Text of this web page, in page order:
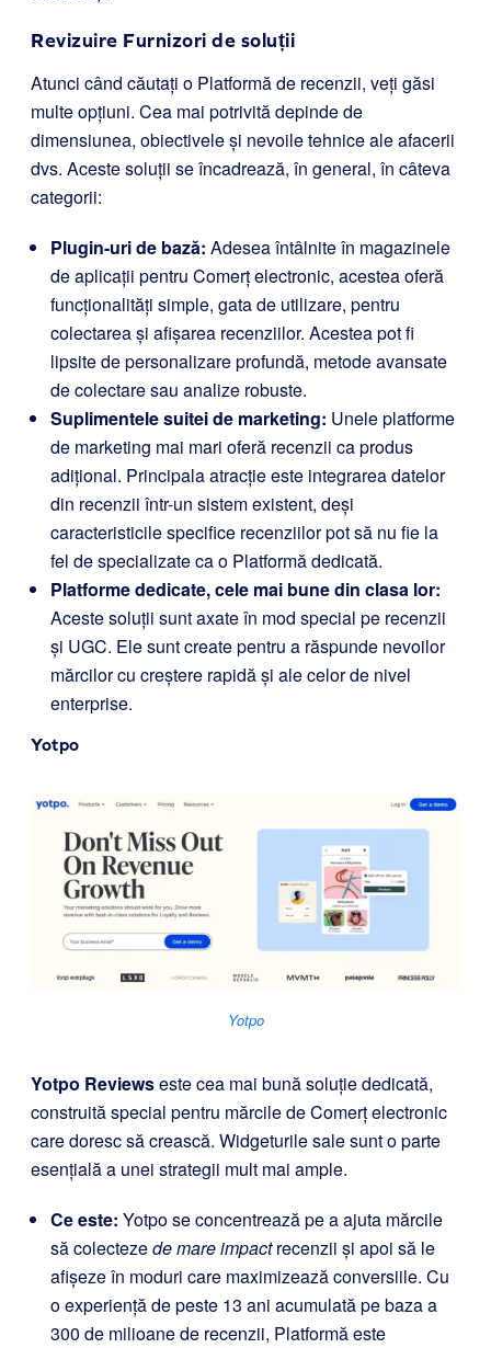
Revizuire Furnizori de soluții
Atunci când căutați o Platformă de recenzii, veți găsi
multe opțiuni. Cea mai potrivită depinde de
dimensiunea, obiectivele și nevoile tehnice ale afacerii
dvs. Aceste soluții se încadrează, în general, în câteva
categorii:
Plugin-uri de bază: Adesea întâlnite în magazinele
de aplicații pentru Comerț electronic, acestea oferă
funcționalități simple, gata de utilizare, pentru
colectarea și afișarea recenziilor. Acestea pot fi
lipsite de personalizare profundă, metode avansate
de colectare sau analize robuste.
Suplimentele suitei de marketing: Unele platforme
de marketing mai mari oferă recenzii ca produs
adițional. Principala atracție este integrarea datelor
din recenzii într-un sistem existent, deși
caracteristicile specifice recenziilor pot să nu fie la
fel de specializate ca o Platformă dedicată.
Platforme dedicate, cele mai bune din clasa lor:
Aceste soluții sunt axate în mod special pe recenzii
și UGC. Ele sunt create pentru a răspunde nevoilor
mărcilor cu creștere rapidă și ale celor de nivel
enterprise.
Yotpo
Yotpo
Yotpo Reviewseste cea mai bună soluție dedicată,
construită special pentru mărcile de Comerț electronic
care doresc să crească. Widgeturile sale sunt o parte
esențială a unei strategii mult mai ample.
Ce este: Yotpo se concentrează pe a ajuta mărcile
să colectezede mare impactrecenzii și apoi să le
afișeze în moduri care maximizează conversiile. Cu
o experiență de peste 13 ani acumulată pe baza a
300 de milioane de recenzii, Platformă este